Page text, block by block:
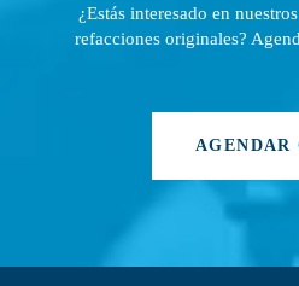
¿Estás interesado en
refacciones originales?
AGENDAR